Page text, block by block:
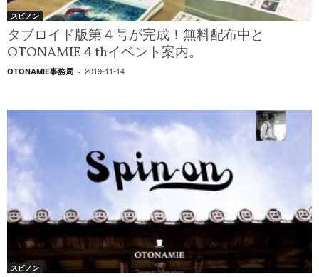
スピノン
タブロイド版第４号が完成！無料配布中と
OTONAMIE４thイベント案内。
OTONAMIE事務局 - 2019-11-14
スピノン